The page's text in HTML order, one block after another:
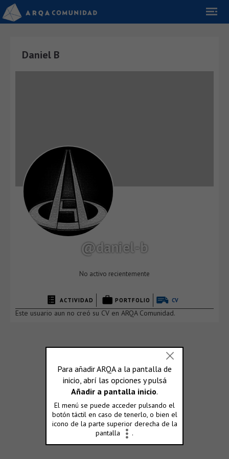
Daniel B
@daniel-b
No activo recientemente
ACTIVIDAD PORTFOLIO CV
Este usuario aun no creó su CV en ARQA Comunidad.